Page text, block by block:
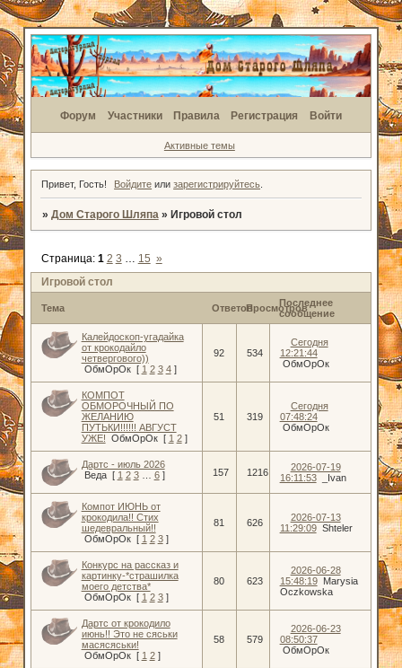
Форум Участники Правила Регистрация Войти
Активные темы
Привет, Гость! Войдите илизарегистрируйтесь
» Дом Старого Шляпа » Игровой стол
Игровой стол
Страница: 1 2 3 … 15 »
Тема ОтветовПросмотровПоследнее
сообщение
Калейдоскоп-угадайка
от крокодайло
четвергового))
ОбмОрОк [ 1 2 3 4 ]
92 534
Сегодня
12:21:44
ОбмОрОк
КОМПОТ
ОБМОРОЧНЫЙ ПО
ЖЕЛАНИЮ
ПУТЬКИ!!!!!! АВГУСТ
УЖЕ! ОбмОрОк [ 1 2 ]
51 319
Сегодня
07:48:24
ОбмОрОк
Дартс - июль 2026
Веда [ 1 2 3 6 ] 157 1216
2026-07-19
16:11:53
_Ivan
Компот ИЮНЬ от
крокодила!! Стих
шедевральный!!
ОбмОрОк [ 1 2 3 ]
81 626
2026-07-13
11:29:09 Shteler
Конкурс на рассказ и
картинку-*страшилка
моего детства*
ОбмОрОк [ 1 2 3 ]
80 623
2026-06-28
15:48:19
Marysia
Oczkowska
Дартс от крокодило
июнь!! Это не сяськи
масясяськи!
ОбмОрОк [ 1 2 ]
58 579
2026-06-23
08:50:37
ОбмОрОк